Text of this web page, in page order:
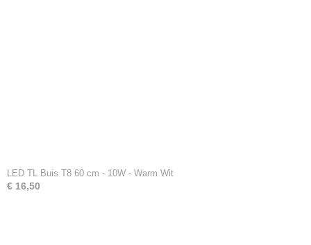
LED TL Buis T8 60 cm - 10W - Warm Wit
€ 16,50